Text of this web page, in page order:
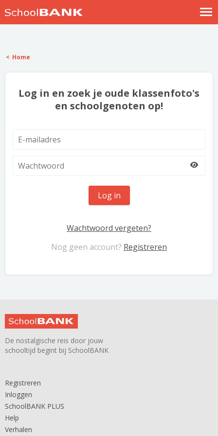
Help
Home
Log in en zoek je oude klassenfoto's
en schoolgenoten op!
Log in
Wachtwoord vergeten?
Nog geen account? Registreren
De nostalgische reis door jouw
schooltijd begint bij SchoolBANK
Registreren
Inloggen
SchoolBANK PLUS
Help
Verhalen